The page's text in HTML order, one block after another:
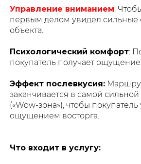
Управление вниманием:
первым делом увидел сильные
объекта.
Психологический комфорт:
покупатель получает ощущение
Эффект послевкусия:
заканчивается в самой сильной
(«Wow-зона»), чтобы
ощущением восторга.
Что входит в услугу: